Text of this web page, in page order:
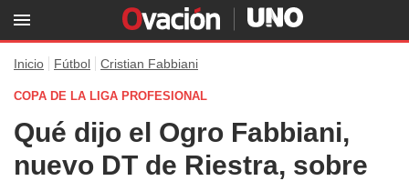
Inicio Fútbol Cristian Fabbiani
COPA DE LA LIGA PROFESIONAL
Qué dijo el Ogro Fabbiani,
nuevo DT de Riestra, sobre